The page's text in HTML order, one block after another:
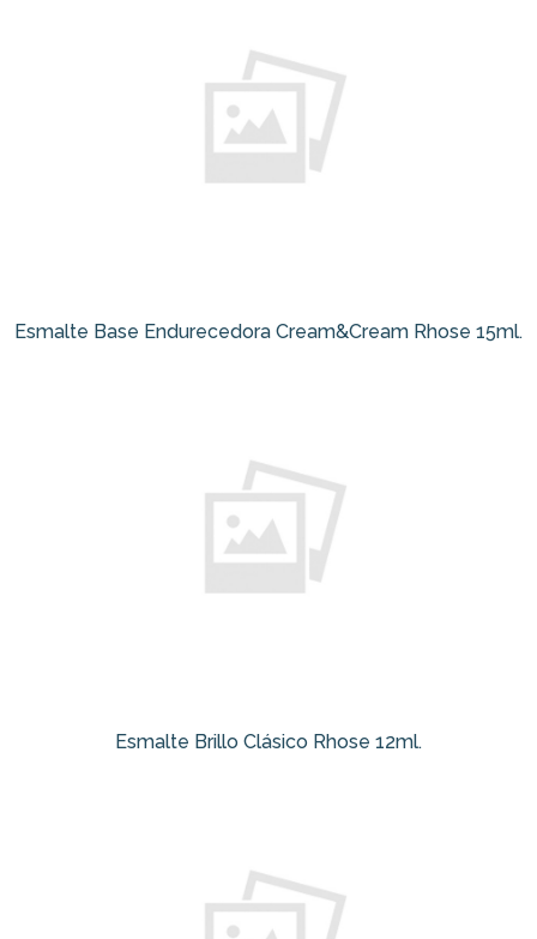
Esmalte Base Endurecedora Cream&Cream Rhose 15ml.
Esmalte Brillo Clásico Rhose 12ml.